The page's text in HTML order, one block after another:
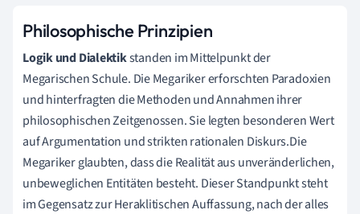
Philosophische Prinzipien
Logik und Dialektikstanden im Mittelpunkt der
Megarischen Schule. Die Megariker erforschten Paradoxien
und hinterfragten die Methoden und Annahmen ihrer
philosophischen Zeitgenossen. Sie legten besonderen Wert
auf Argumentation und strikten rationalen Diskurs.Die
Megariker glaubten, dass die Realität aus unveränderlichen,
unbeweglichen Entitäten besteht. Dieser Standpunkt steht
im Gegensatz zur Heraklitischen Auffassung, nach der alles